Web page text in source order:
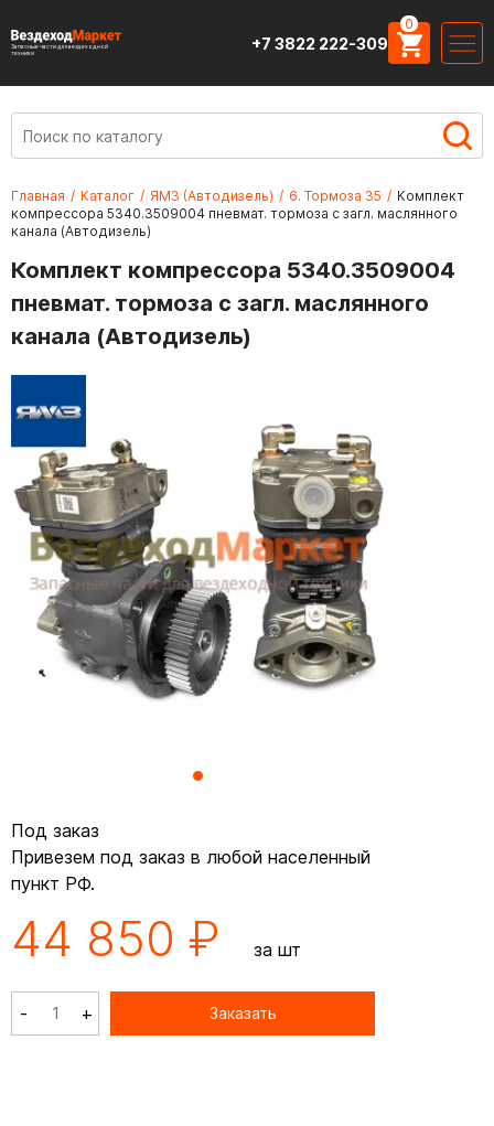
Запасные части для вездеходной
техники
+7 3822 222-309
0
Главная / Каталог / ЯМЗ (Автодизель) / 6. Тормоза 35 / Комплект
компрессора 5340.3509004 пневмат. тормоза с загл. маслянного
канала (Автодизель)
Комплект компрессора 5340.3509004
пневмат. тормоза с загл. маслянного
канала (Автодизель)
Под заказ
Привезем под заказ в любой населенный
пункт РФ.
44 850 ₽ за шт
- + Заказать